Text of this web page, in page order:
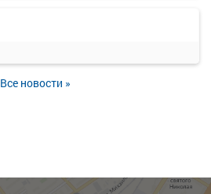
Все новости »